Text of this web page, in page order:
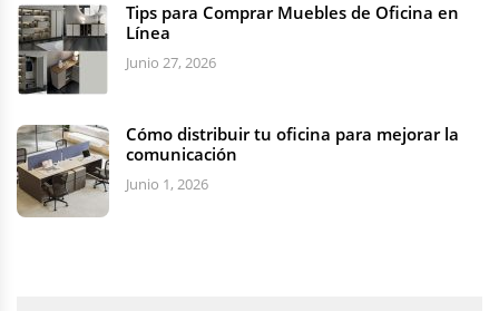
Tips para Comprar Muebles de Oficina en
Línea
Junio 27, 2026
Cómo distribuir tu oficina para mejorar la
comunicación
Junio 1, 2026